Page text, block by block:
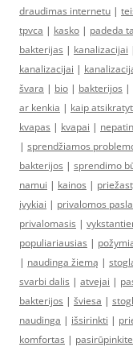
draudimas internetu |
tpvca | kasko | padeda
bakterijas | kanalizacijai
kanalizacijai |
švara | bio | bakterijos |
ar kenkia | kaip
kvapas | kvapai |
| sprendžiamos
bakterijos | sprendimo
namui | kainos |
įvykiai | privalomos
privalomasis |
populiariausias |
| naudinga žiemą |
svarbi dalis | atvejai |
bakterijos | šviesa |
naudinga | išsirinkti |
komfortas | pasirūpinkite